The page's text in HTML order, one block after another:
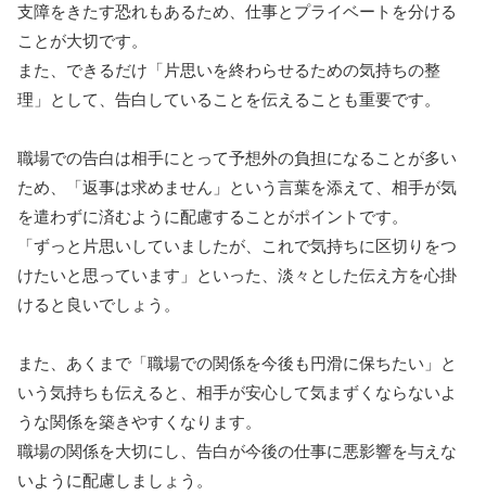
支障をきたす恐れもあるため、仕事とプライベートを分ける
ことが大切です。
また、できるだけ「片思いを終わらせるための気持ちの整
理」として、告白していることを伝えることも重要です。
職場での告白は相手にとって予想外の負担になることが多い
ため、「返事は求めません」という言葉を添えて、相手が気
を遣わずに済むように配慮することがポイントです。
「ずっと片思いしていましたが、これで気持ちに区切りをつ
けたいと思っています」といった、淡々とした伝え方を心掛
けると良いでしょう。
また、あくまで「職場での関係を今後も円滑に保ちたい」と
いう気持ちも伝えると、相手が安心して気まずくならないよ
うな関係を築きやすくなります。
職場の関係を大切にし、告白が今後の仕事に悪影響を与えな
いように配慮しましょう。